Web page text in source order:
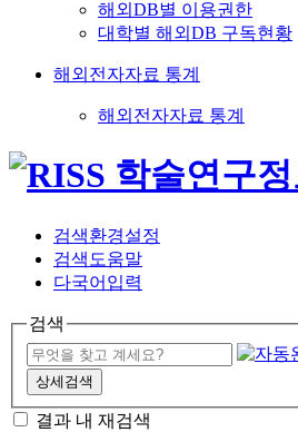
해외DB별 이용권한
대학별 해외DB 구독현황
해외전자자료 통계
해외전자자료 통계
검색환경설정
검색도움말
다국어입력
검색
상세검색
결과 내 재검색